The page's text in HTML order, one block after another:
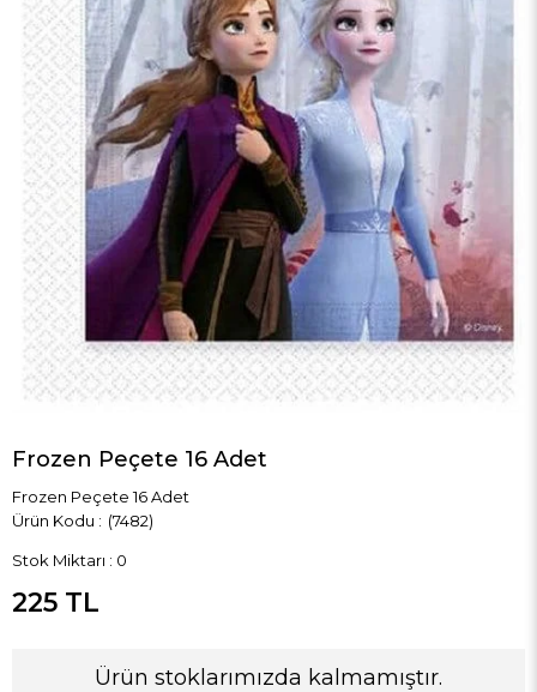
Frozen Peçete 16 Adet
Frozen Peçete 16 Adet
(7482)
Stok Miktarı : 0
225 TL
Ürün stoklarımızda kalmamıştır.